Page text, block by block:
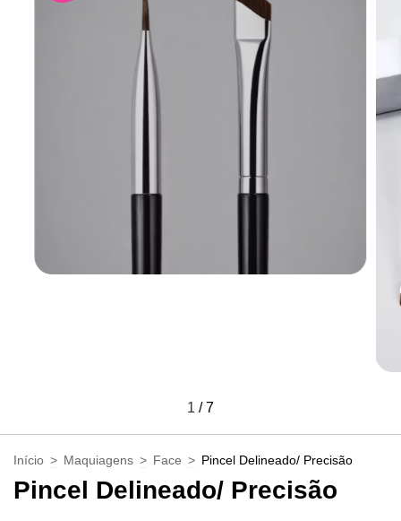
1 /7
Início > Maquiagens > Face > Pincel Delineado/ Precisão
Pincel Delineado/ Precisão